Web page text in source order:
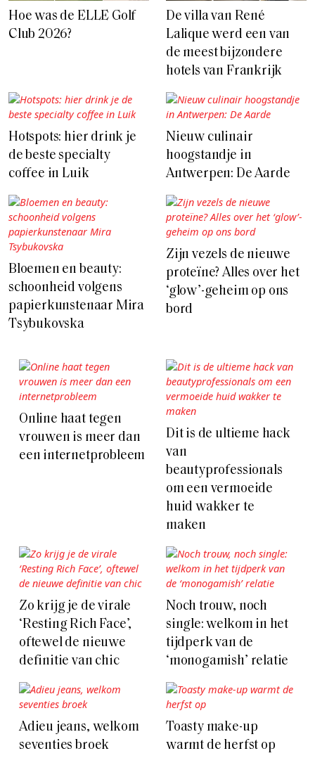
Hoe was de ELLE Golf
Club 2026?
De villa van René
Lalique werd een van
de meest bijzondere
hotels van Frankrijk
Hotspots: hier drink je
de beste specialty
coffee in Luik
Nieuw culinair
hoogstandje in
Antwerpen: De Aarde
Bloemen en beauty:
schoonheid volgens
papierkunstenaar Mira
Tsybukovska
Zijn vezels de nieuwe
proteïne? Alles over het
‘glow’-geheim op ons
bord
Online haat tegen
vrouwen is meer dan
een internetprobleem
Dit is de ultieme hack
van
beautyprofessionals
om een vermoeide
huid wakker te
maken
Zo krijg je de virale
‘Resting Rich Face’,
oftewel de nieuwe
definitie van chic
Noch trouw, noch
single: welkom in het
tijdperk van de
‘monogamish’ relatie
Adieu jeans, welkom
seventies broek
Toasty make-up
warmt de herfst op